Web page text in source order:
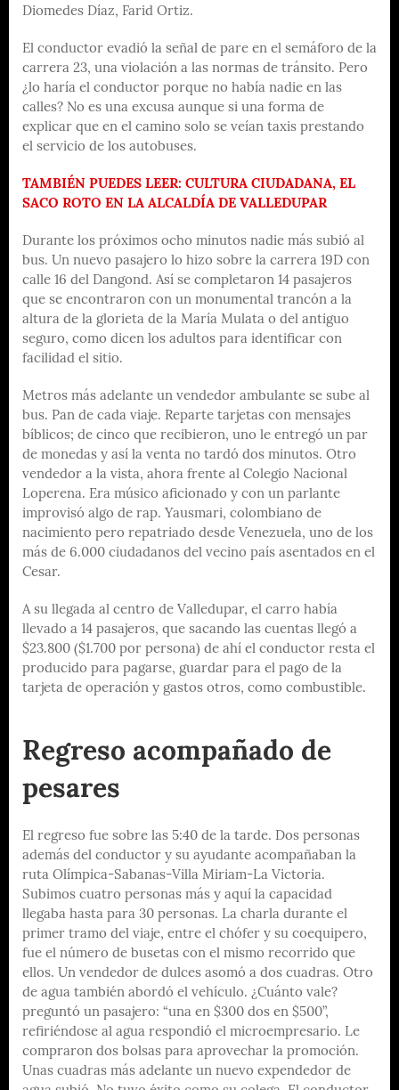
Diomedes Díaz, Farid Ortiz.
El conductor evadió la señal de pare en el semáforo de la
carrera 23, una violación a las normas de tránsito. Pero
¿lo haría el conductor porque no había nadie en las
calles? No es una excusa aunque si una forma de
explicar que en el camino solo se veían taxis prestando
el servicio de los autobuses.
TAMBIÉN PUEDES LEER: CULTURA CIUDADANA, EL
SACO ROTO EN LA ALCALDÍA DE VALLEDUPAR
Durante los próximos ocho minutos nadie más subió al
bus. Un nuevo pasajero lo hizo sobre la carrera 19D con
calle 16 del Dangond. Así se completaron 14 pasajeros
que se encontraron con un monumental trancón a la
altura de la glorieta de la María Mulata o del antiguo
seguro, como dicen los adultos para identificar con
facilidad el sitio.
Metros más adelante un vendedor ambulante se sube al
bus. Pan de cada viaje. Reparte tarjetas con mensajes
bíblicos; de cinco que recibieron, uno le entregó un par
de monedas y así la venta no tardó dos minutos. Otro
vendedor a la vista, ahora frente al Colegio Nacional
Loperena. Era músico aficionado y con un parlante
improvisó algo de rap. Yausmari, colombiano de
nacimiento pero repatriado desde Venezuela, uno de los
más de 6.000 ciudadanos del vecino país asentados en el
Cesar.
A su llegada al centro de Valledupar, el carro había
llevado a 14 pasajeros, que sacando las cuentas llegó a
$23.800 ($1.700 por persona) de ahí el conductor resta el
producido para pagarse, guardar para el pago de la
tarjeta de operación y gastos otros, como combustible.
Regreso acompañado de
pesares
El regreso fue sobre las 5:40 de la tarde. Dos personas
además del conductor y su ayudante acompañaban la
ruta Olímpica-Sabanas-Villa Miriam-La Victoria.
Subimos cuatro personas más y aquí la capacidad
llegaba hasta para 30 personas. La charla durante el
primer tramo del viaje, entre el chófer y su coequipero,
fue el número de busetas con el mismo recorrido que
ellos. Un vendedor de dulces asomó a dos cuadras. Otro
de agua también abordó el vehículo. ¿Cuánto vale?
preguntó un pasajero: “una en $300 dos en $500”,
refiriéndose al agua respondió el microempresario. Le
compraron dos bolsas para aprovechar la promoción.
Unas cuadras más adelante un nuevo expendedor de